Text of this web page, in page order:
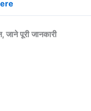
पूरी जानकारी